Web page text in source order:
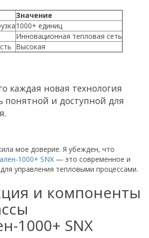
Значение
1000+ единиц
Инновационная тепловая сеть
Высокая
каждая новая технология
понятной и доступной для
мое доверие. Я убежден, что
1000+ SNX — это современное и
управления тепловыми процессами.
и компоненты
1000+ SNX